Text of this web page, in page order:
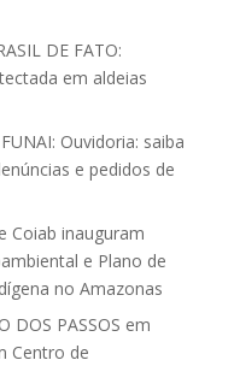
DE FATO:
em aldeias
FUNAI: Ouvidoria: saiba
e pedidos de
Coiab inauguram
e Plano de
no Amazonas
DOS PASSOS em
Centro de